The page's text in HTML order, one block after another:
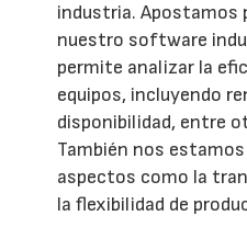
industria. Apostamos
nuestro software
permite analizar la
equipos, incluyendo
disponibilidad, entre
También nos
aspectos como la
la flexibilidad de